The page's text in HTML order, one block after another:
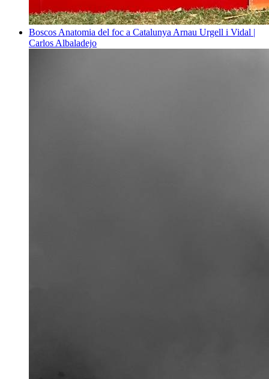
Boscos Anatomia del foc a Catalunya Arnau Urgell i Vidal |
Carlos Albaladejo